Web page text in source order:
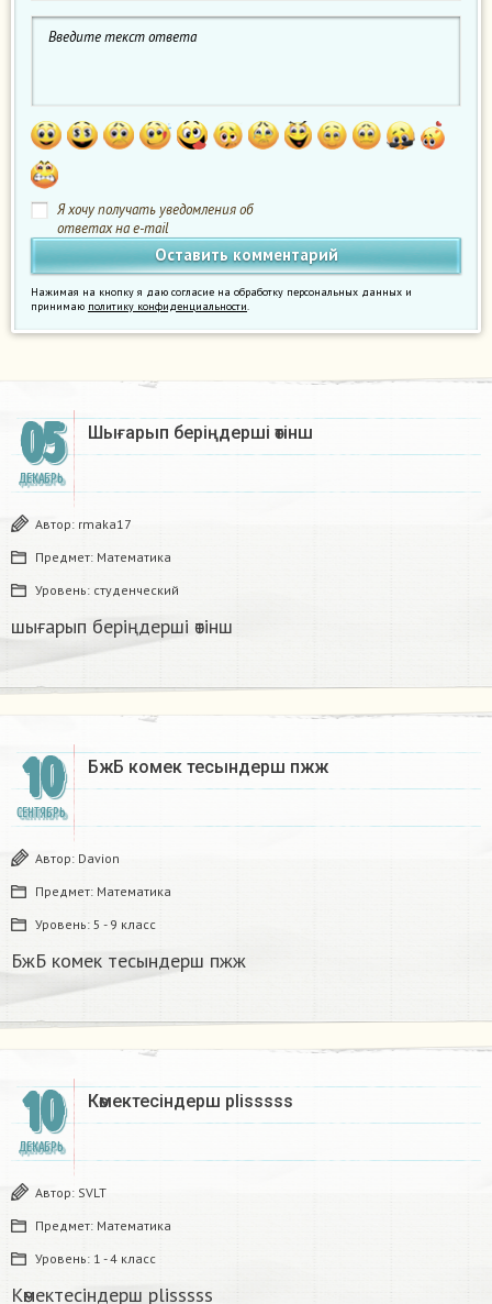
Я хочу получать уведомления об
ответах на e-mail
Нажимая на кнопку я даю согласие на обработку персональных данных и
принимаю политику конфиденциальности.
05
ДЕКАБРЬ
Шығарып беріңдерші өтінш​
Автор: rmaka17
Предмет: Математика
Уровень: студенческий
шығарып беріңдерші өтінш​
10
СЕНТЯБРЬ
БжБ комек тесындерш пжж​
Автор: Davion
Предмет: Математика
Уровень: 5 - 9 класс
БжБ комек тесындерш пжж​
10
ДЕКАБРЬ
Көмектесіндерш plisssss​
Автор: SVLT
Предмет: Математика
Уровень: 1 - 4 класс
Көмектесіндерш plisssss​